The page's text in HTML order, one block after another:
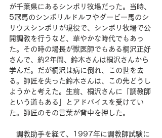
が千葉県にあるシンボリ牧場だった。当時、
5冠馬のシンボリルドルフやダービー馬のシ
リウスシンボリが現役で、シンボリ牧場で公
開調教を行うなど、華やかな時代でもあっ
た。その時の場長が獣医師でもある桐沢正好
さんで、約2年間、鈴木さんは桐沢さんから
学んだ。だが桐沢は病に倒れ、この世を去
る。師匠を失った鈴木さんは、この先どうし
ようかと考えた。生前、桐沢さんに「調教師
という道もある」とアドバイスを受けてい
た。師匠のその言葉が背中を押した。
調教助手を経て、1997年に調教師試験に